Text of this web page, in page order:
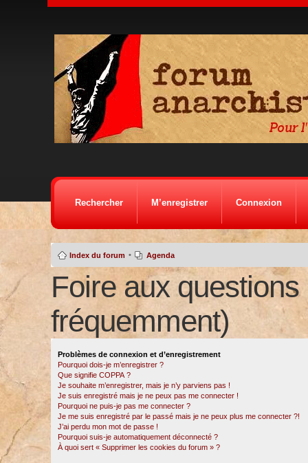
Rechercher M’enregistrer Connexion
Index du forum • Agenda
Foire aux
fréquemment)
Problèmes de connexion et d’enregistrement
Pourquoi dois-je m’enregistrer ?
Que signifie COPPA ?
Je souhaite m’enregistrer, mais je n’y parviens pas !
Je suis enregistré mais je ne peux pas me connecter !
Pourquoi ne puis-je pas me connecter ?
Je me suis enregistré par le passé mais je ne peux plus me connecter ?!
J’ai perdu mon mot de passe !
Pourquoi suis-je automatiquement déconnecté ?
À quoi sert « Supprimer les cookies du forum » ?